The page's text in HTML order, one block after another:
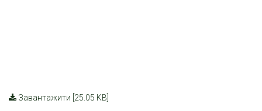
Завантажити [25.05 KB]